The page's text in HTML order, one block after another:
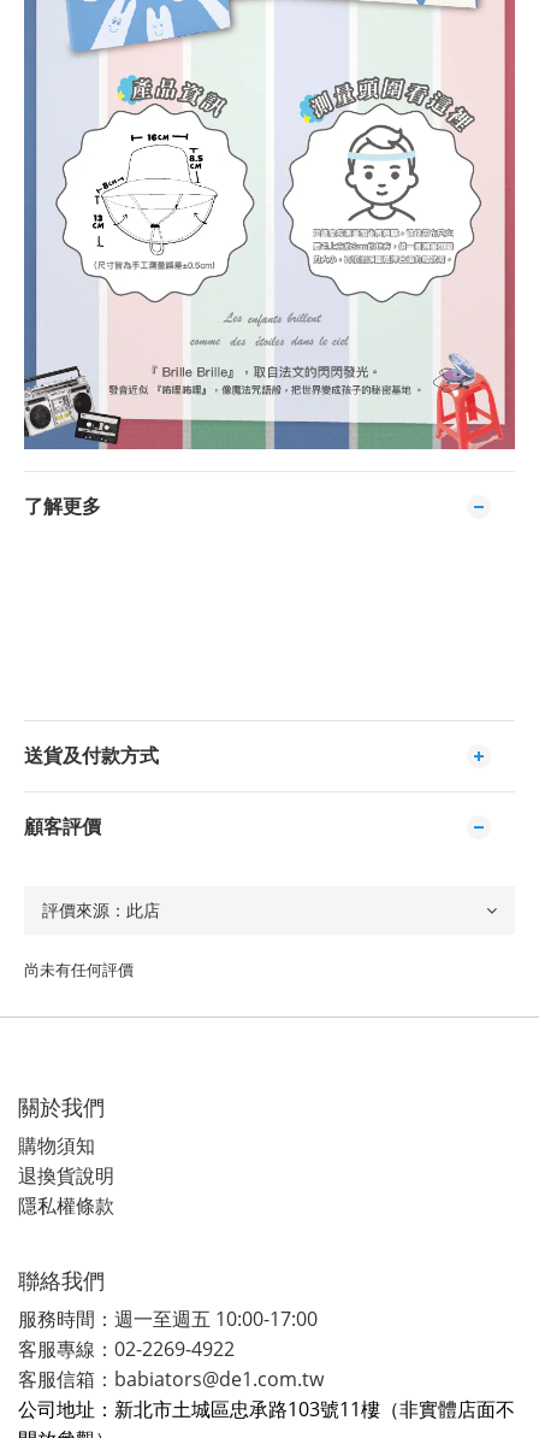
了解更多
送貨及付款方式
顧客評價
尚未有任何評價
關於我們
購物須知
退換貨說明
隱私權條款
聯絡我們
服務時間：週一至週五 10:00-17:00
客服專線：02-2269-4922
客服信箱：babiators@de1.com.tw
公司地址：新北市土城區忠承路103號11樓（非實體店面不